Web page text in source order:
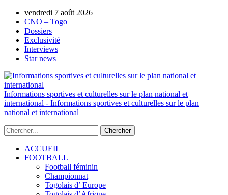
vendredi 7 août 2026
CNO – Togo
Dossiers
Exclusivité
Interviews
Star news
Informations sportives et culturelles sur le plan national et
international - Informations sportives et culturelles sur le plan
national et international
ACCUEIL
FOOTBALL
Football féminin
Championnat
Togolais d’ Europe
AUTORISATION DE LA HAAC N°0134/HAAC/12-